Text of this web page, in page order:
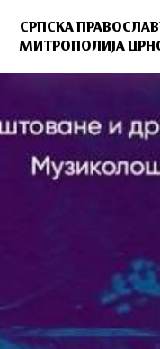
СРПСКА
МИТРОПОЛИЈА